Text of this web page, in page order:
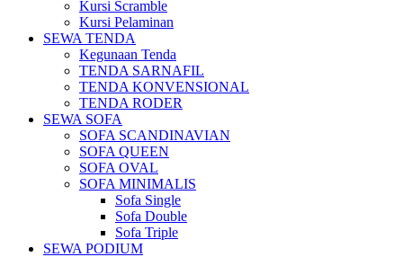
Kursi Scramble
Kursi Pelaminan
SEWA TENDA
Kegunaan Tenda
TENDA SARNAFIL
TENDA KONVENSIONAL
TENDA RODER
SEWA SOFA
SOFA SCANDINAVIAN
SOFA QUEEN
SOFA OVAL
SOFA MINIMALIS
Sofa Single
Sofa Double
Sofa Triple
SEWA PODIUM